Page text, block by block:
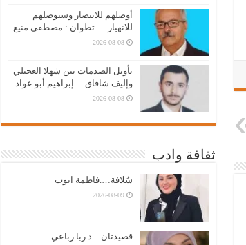
أوصلهم للانتصار وسيوصلهم
للانهيار ….تطوان : مصطفى منيغ
2026-08-08
تأويل الصدمات بين شهلا العجيلي
وإليف شافاق… إبراهيم أبو عواد
2026-08-08
ثقافة وادب
سُلافة….فاطمة ايوب
2026-08-09
قصيدتان…د.ربا رباعي